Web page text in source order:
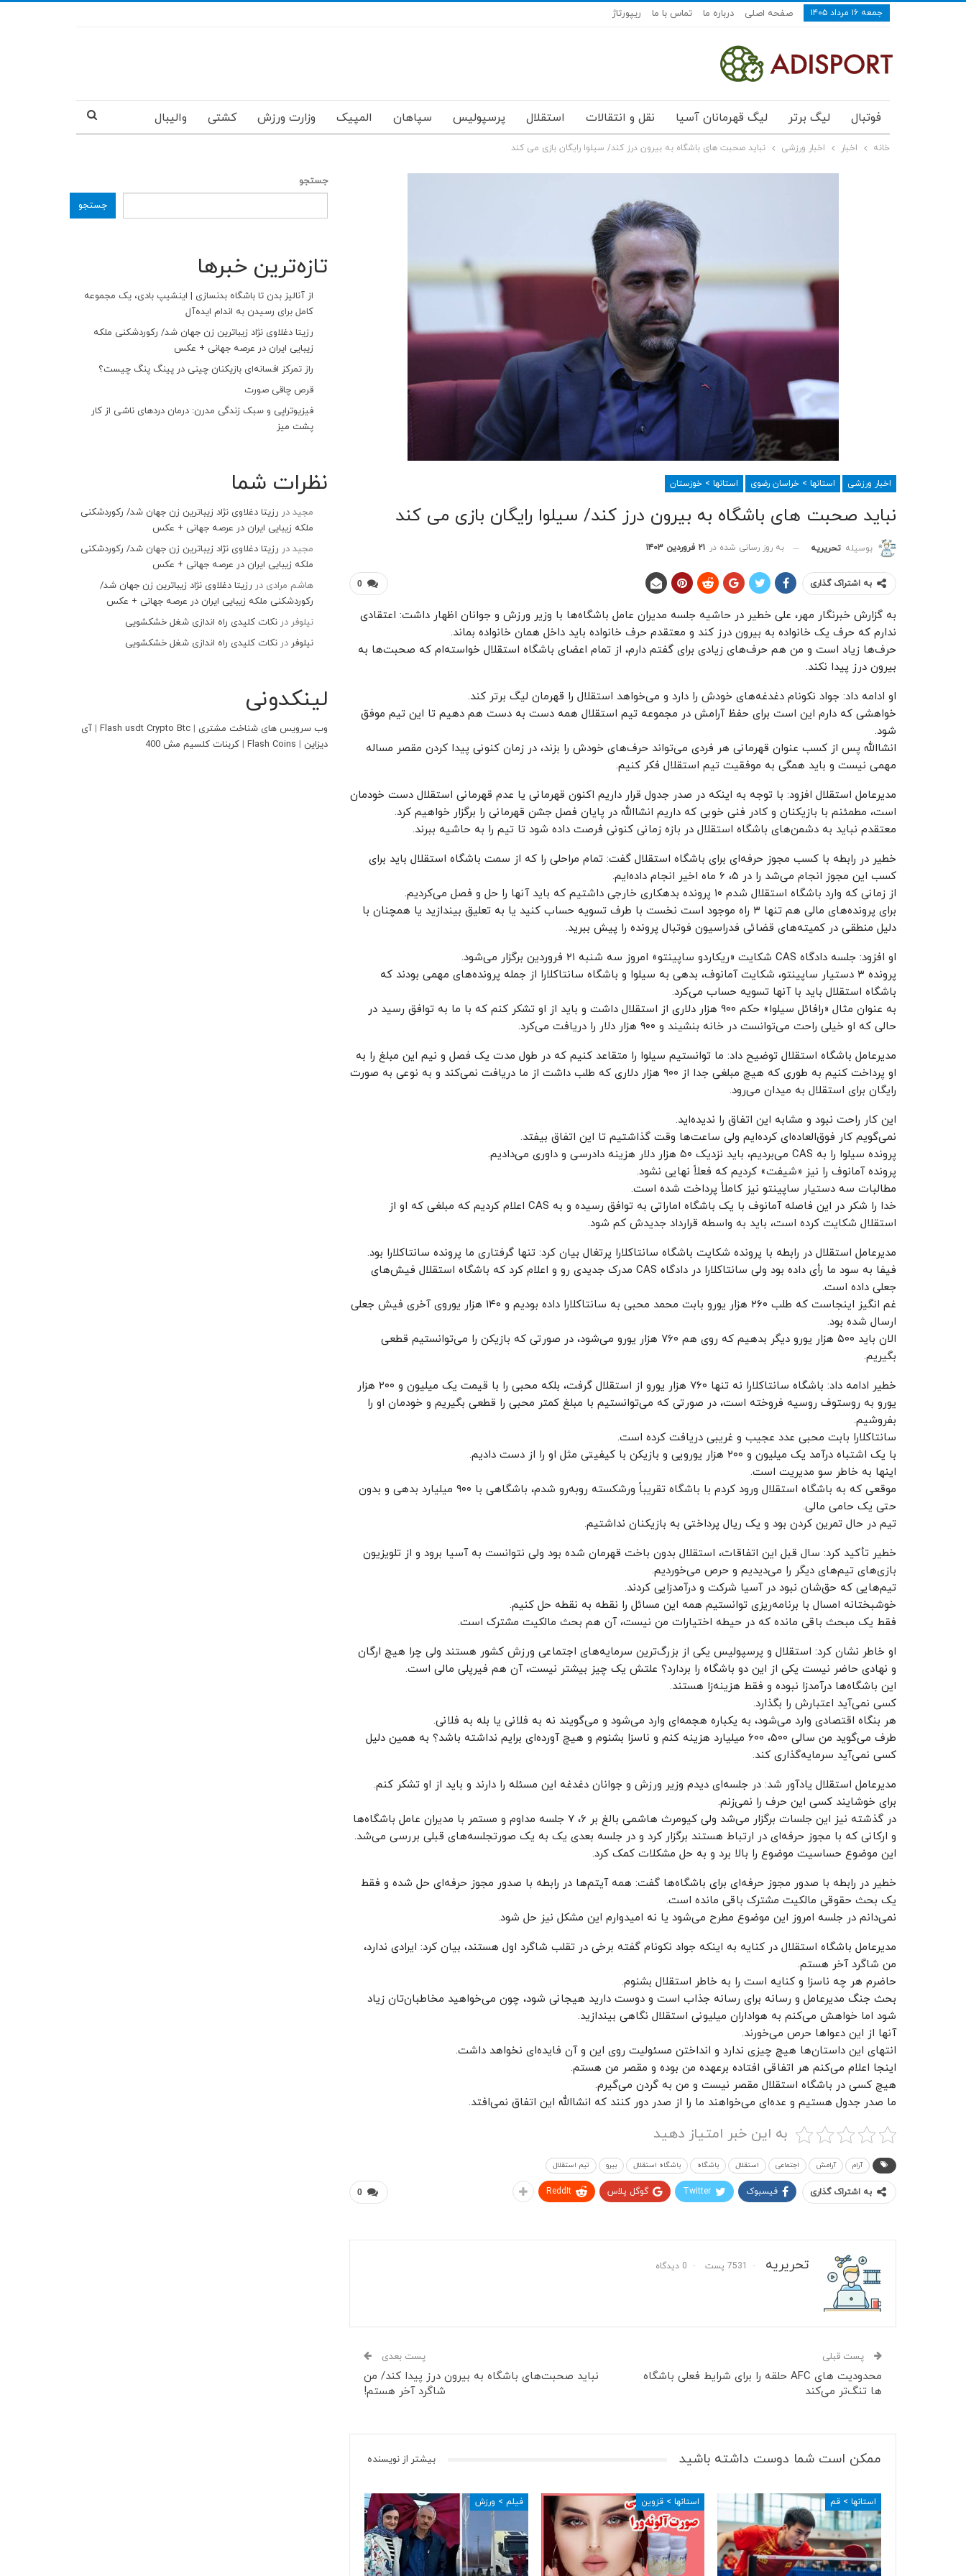
جمعه ۱۶ مرداد ۱۴۰۵ صفحه اصلی درباره ما تماس با ما ریپورتاژ
فوتبال لیگ برتر لیگ قهرمانان آسیا نقل و انتقالات استقلال پرسپولیس سپاهان المپیک وزارت ورزش کشتی والیبال
خانه اخبار اخبار ورزشی نباید صحبت های باشگاه به بیرون درز کند/ سیلوا رایگان بازی می کند
اخبار ورزشی استانها > خراسان رضوی استانها > خوزستان
نباید صحبت های باشگاه به بیرون درز کند/ سیلوا رایگان بازی می کند
بوسیله تحریریه به روز رسانی شده در ۲۱ فروردین ۱۴۰۳
0 به اشتراک گذاری
به گزارش خبرنگار مهر، علی خطیر در حاشیه جلسه مدیران عامل باشگاه‌ها با وزیر ورزش و جوانان اظهار داشت: اعتقادی
ندارم که حرف یک خانواده به بیرون درز کند و معتقدم حرف خانواده باید داخل همان خانواده بماند.
حرف‌ها زیاد است و من هم حرف‌های زیادی برای گفتم دارم، از تمام اعضای باشگاه استقلال خواسته‌ام که صحبت‌ها به
بیرون درز پیدا نکند.
او ادامه داد: جواد نکونام دغدغه‌های خودش را دارد و می‌خواهد استقلال را قهرمان لیگ برتر کند.
خواهشی که دارم این است برای حفظ آرامش در مجموعه تیم استقلال همه دست به دست هم دهیم تا این تیم موفق
شود.
انشاالله پس از کسب عنوان قهرمانی هر فردی می‌تواند حرف‌های خودش را بزند، در زمان کنونی پیدا کردن مقصر مساله
مهمی نیست و باید همگی به موفقیت تیم استقلال فکر کنیم.
مدیرعامل استقلال افزود: با توجه به اینکه در صدر جدول قرار داریم اکنون قهرمانی یا عدم قهرمانی استقلال دست خودمان
است، مطمئنم با بازیکنان و کادر فنی خوبی که داریم انشاالله در پایان فصل جشن قهرمانی را برگزار خواهیم کرد.
معتقدم نباید به دشمن‌های باشگاه استقلال در بازه زمانی کنونی فرصت داده شود تا تیم را به حاشیه ببرند.
خطیر در رابطه با کسب مجوز حرفه‌ای برای باشگاه استقلال گفت: تمام مراحلی را که از سمت باشگاه استقلال باید برای
کسب این مجوز انجام می‌شد را در ۵، ۶ ماه اخیر انجام داده‌ایم.
از زمانی که وارد باشگاه استقلال شدم ۱۰ پرونده بدهکاری خارجی داشتیم که باید آنها را حل و فصل می‌کردیم.
برای پرونده‌های مالی هم تنها ۳ راه موجود است نخست با طرف تسویه حساب کنید یا به تعلیق بیندازید یا همچنان با
دلیل منطقی در کمیته‌های قضائی فدراسیون فوتبال پرونده را پیش ببرید.
او افزود: جلسه دادگاه CAS شکایت «ریکاردو ساپینتو» امروز سه شنبه ۲۱ فروردین برگزار می‌شود.
پرونده ۳ دستیار ساپینتو، شکایت آمانوف، بدهی به سیلوا و باشگاه سانتاکلارا از جمله پرونده‌های مهمی بودند که
باشگاه استقلال باید با آنها تسویه حساب می‌کرد.
به عنوان مثال «رافائل سیلوا» حکم ۹۰۰ هزار دلاری از استقلال داشت و باید از او تشکر کنم که با ما به توافق رسید در
حالی که او خیلی راحت می‌توانست در خانه بنشیند و ۹۰۰ هزار دلار را دریافت می‌کرد.
مدیرعامل باشگاه استقلال توضیح داد: ما توانستیم سیلوا را متقاعد کنیم که در طول مدت یک فصل و نیم این مبلغ را به
او پرداخت کنیم به طوری که هیچ مبلغی جدا از ۹۰۰ هزار دلاری که طلب داشت از ما دریافت نمی‌کند و به نوعی به صورت
رایگان برای استقلال به میدان می‌رود.
این کار راحت نبود و مشابه این اتفاق را ندیده‌اید.
نمی‌گویم کار فوق‌العاده‌ای کرده‌ایم ولی ساعت‌ها وقت گذاشتیم تا این اتفاق بیفتد.
پرونده سیلوا را به CAS می‌بردیم، باید نزدیک ۵۰ هزار دلار هزینه دادرسی و داوری می‌دادیم.
پرونده آمانوف را نیز «شیفت» کردیم که فعلاً نهایی نشود.
مطالبات سه دستیار ساپینتو نیز کاملاً پرداخت شده است.
خدا را شکر در این فاصله آمانوف با یک باشگاه اماراتی به توافق رسیده و به CAS اعلام کردیم که مبلغی که او از
استقلال شکایت کرده است، باید به واسطه قرارداد جدیدش کم شود.
مدیرعامل استقلال در رابطه با پرونده شکایت باشگاه سانتاکلارا پرتغال بیان کرد: تنها گرفتاری ما پرونده سانتاکلارا بود.
فیفا به سود ما رأی داده بود ولی سانتاکلارا در دادگاه CAS مدرک جدیدی رو و اعلام کرد که باشگاه استقلال فیش‌های
جعلی داده است.
غم انگیز اینجاست که طلب ۲۶۰ هزار یورو بابت محمد محبی به سانتاکلارا داده بودیم و ۱۴۰ هزار یوروی آخری فیش جعلی
ارسال شده بود.
الان باید ۵۰۰ هزار یورو دیگر بدهیم که روی هم ۷۶۰ هزار یورو می‌شود، در صورتی که بازیکن را می‌توانستیم قطعی
بگیریم.
خطیر ادامه داد: باشگاه سانتاکلارا نه تنها ۷۶۰ هزار یورو از استقلال گرفت، بلکه محبی را با قیمت یک میلیون و ۲۰۰ هزار
یورو به روستوف روسیه فروخته است، در صورتی که می‌توانستیم با مبلغ کمتر محبی را قطعی بگیریم و خودمان او را
بفروشیم.
سانتاکلارا بابت محبی عدد عجیب و غریبی دریافت کرده است.
با یک اشتباه درآمد یک میلیون و ۲۰۰ هزار یورویی و بازیکن با کیفیتی مثل او را از دست دادیم.
اینها به خاطر سو مدیریت است.
موقعی که به باشگاه استقلال ورود کردم با باشگاه تقریباً ورشکسته روبه‌رو شدم، باشگاهی با ۹۰۰ میلیارد بدهی و بدون
حتی یک حامی مالی.
تیم در حال تمرین کردن بود و یک ریال پرداختی به بازیکنان نداشتیم.
خطیر تأکید کرد: سال قبل این اتفاقات، استقلال بدون باخت قهرمان شده بود ولی نتوانست به آسیا برود و از تلویزیون
بازی‌های تیم‌های دیگر را می‌دیدیم و حرص می‌خوردیم.
تیم‌هایی که حق‌شان نبود در آسیا شرکت و درآمدزایی کردند.
خوشبختانه امسال با برنامه‌ریزی توانستیم همه این مسائل را نقطه به نقطه حل کنیم.
فقط یک مبحث باقی مانده که در حیطه اختیارات من نیست، آن هم بحث مالکیت مشترک است.
او خاطر نشان کرد: استقلال و پرسپولیس یکی از بزرگ‌ترین سرمایه‌های اجتماعی ورزش کشور هستند ولی چرا هیچ ارگان
و نهادی حاضر نیست یکی از این دو باشگاه را بردارد؟ علتش یک چیز بیشتر نیست، آن هم فیرپلی مالی است.
این باشگاه‌ها درآمدزا نبوده و فقط هزینه‌زا هستند.
کسی نمی‌آید اعتبارش را بگذارد.
هر بنگاه اقتصادی وارد می‌شود، به یکباره هجمه‌ای وارد می‌شود و می‌گویند نه به فلانی یا بله به فلانی.
طرف می‌گوید من سالی ۵۰۰، ۶۰۰ میلیارد هزینه کنم و ناسزا بشنوم و هیچ آورده‌ای برایم نداشته باشد؟ به همین دلیل
کسی نمی‌آید سرمایه‌گذاری کند.
مدیرعامل استقلال یادآور شد: در جلسه‌ای دیدم وزیر ورزش و جوانان دغدغه این مسئله را دارند و باید از او تشکر کنم.
برای خوشایند کسی این حرف را نمی‌زنم.
در گذشته نیز این جلسات برگزار می‌شد ولی کیومرث هاشمی بالغ بر ۶، ۷ جلسه مداوم و مستمر با مدیران عامل باشگاه‌ها
و ارکانی که با مجوز حرفه‌ای در ارتباط هستند برگزار کرد و در جلسه بعدی یک به یک صورتجلسه‌های قبلی بررسی می‌شد.
این موضوع حساسیت موضوع را بالا برد و به حل مشکلات کمک کرد.
خطیر در رابطه با صدور مجوز حرفه‌ای برای باشگاه‌ها گفت: همه آیتم‌ها در رابطه با صدور مجوز حرفه‌ای حل شده و فقط
یک بحث حقوقی مالکیت مشترک باقی مانده است.
نمی‌دانم در جلسه امروز این موضوع مطرح می‌شود یا نه امیدوارم این مشکل نیز حل شود.
مدیرعامل باشگاه استقلال در کنایه به اینکه جواد نکونام گفته برخی در تقلب شاگرد اول هستند، بیان کرد: ایرادی ندارد،
من شاگرد آخر هستم.
حاضرم هر چه ناسزا و کنایه است را به خاطر استقلال بشنوم.
بحث جنگ مدیرعامل و رسانه برای رسانه جذاب است و دوست دارید هیجانی شود، چون می‌خواهید مخاطبان‌تان زیاد
شود اما خواهش می‌کنم به هواداران میلیونی استقلال نگاهی بیندازید.
آنها از این دعواها حرص می‌خورند.
انتهای این داستان‌ها هیچ چیزی ندارد و انداختن مسئولیت روی این و آن فایده‌ای نخواهد داشت.
اینجا اعلام می‌کنم هر اتفاقی افتاده برعهده من بوده و مقصر من هستم.
هیچ کسی در باشگاه استقلال مقصر نیست و من به گردن می‌گیرم.
ما صدر جدول هستیم و عده‌ای می‌خواهند ما را از صدر دور کنند که انشاالله این اتفاق نمی‌افتد.
به این خبر امتیاز دهید
آرام آرامش اجتماعی استقلال باشگاه باشگاه استقلال بیرو تیم استقلال
0 به اشتراک گذاری فیسبوک Twitter گوگل پلاس ReddIt
تحریریه 7531 پست 0 دیدگاه
پست قبلی
محدودیت های AFC حلقه را برای شرایط فعلی باشگاه
ها تنگ‌تر می‌کند
پست بعدی
نباید صحبت‌های باشگاه به بیرون درز پیدا کند/ من
شاگرد آخر هستم!
ممکن است شما دوست داشته باشید بیشتر از نویسنده
استانها > قم استانها > قزوین فیلم > ورزش
جستجو
جستجو
تازه‌ترین خبرها
از آنالیز بدن تا باشگاه بدنسازی | اینشیپ بادی، یک مجموعه
کامل برای رسیدن به اندام ایده‌آل
رزیتا دغلاوی نژاد زیباترین زن جهان شد/ رکوردشکنی ملکه
زیبایی ایران در عرصه جهانی + عکس
راز تمرکز افسانه‌ای بازیکنان چینی در پینگ پنگ چیست؟
قرص چاقی صورت
فیزیوتراپی و سبک زندگی مدرن: درمان دردهای ناشی از کار
پشت میز
نظرات شما
مجیددر رزیتا دغلاوی نژاد زیباترین زن جهان شد/ رکوردشکنی
ملکه زیبایی ایران در عرصه جهانی + عکس
مجیددر رزیتا دغلاوی نژاد زیباترین زن جهان شد/ رکوردشکنی
ملکه زیبایی ایران در عرصه جهانی + عکس
هاشم مرادی در رزیتا دغلاوی نژاد زیباترین زن جهان شد/
رکوردشکنی ملکه زیبایی ایران در عرصه جهانی + عکس
نیلوفر در نکات کلیدی راه اندازی شغل خشکشویی
نیلوفر در نکات کلیدی راه اندازی شغل خشکشویی
لینکدونی
وب سرویس های شناخت مشتری |
Flash usdt Crypto Btc
| آی
دیزاین|
Flash Coins
| کربنات کلسیم مش 400